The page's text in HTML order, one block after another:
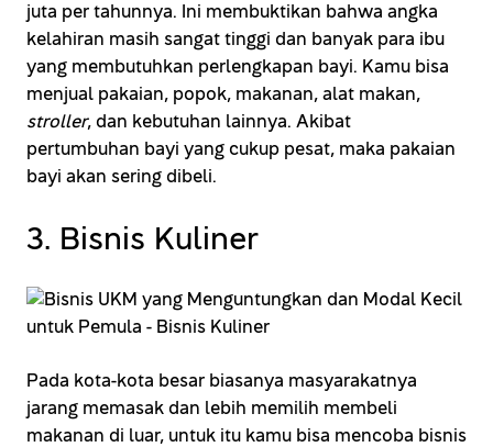
juta per tahunnya. Ini membuktikan bahwa angka
kelahiran masih sangat tinggi dan banyak para ibu
yang membutuhkan perlengkapan bayi. Kamu bisa
menjual pakaian, popok, makanan, alat makan,
stroller, dan kebutuhan lainnya. Akibat
pertumbuhan bayi yang cukup pesat, maka pakaian
bayi akan sering dibeli.
3. Bisnis Kuliner
Pada kota-kota besar biasanya masyarakatnya
jarang memasak dan lebih memilih membeli
makanan di luar, untuk itu kamu bisa mencoba bisnis